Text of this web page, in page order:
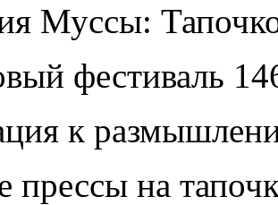
Муссы:
фестиваль
к
прессы на